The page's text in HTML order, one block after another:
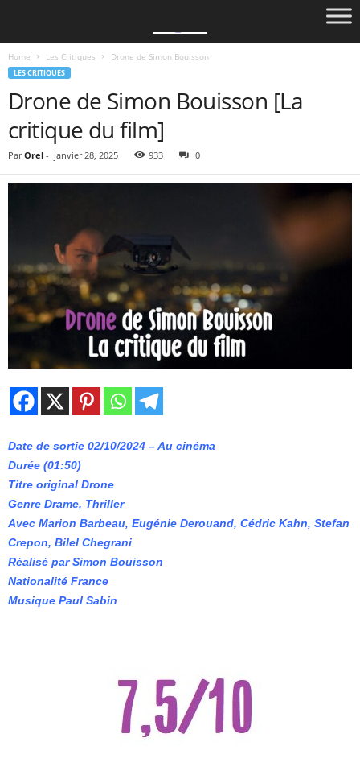
Home Les Critiques Drone de Simon Bouisson
LES CRITIQUES
Drone de Simon Bouisson [La
critique du film]
Par Orel - janvier 28, 2025 933 0
Date de sortie 02/10/2024 – Au cinéma
Durée (01:50)
Titre original Drone
Genre Drame, Thriller
Avec Marion Barbeau, Eugénie Derouand, Cédric Kahn, Stefan
Crepon, Bilel Chegrani
Réalisé par Simon Bouisson
Nationalité France
Musique Paul Sabin